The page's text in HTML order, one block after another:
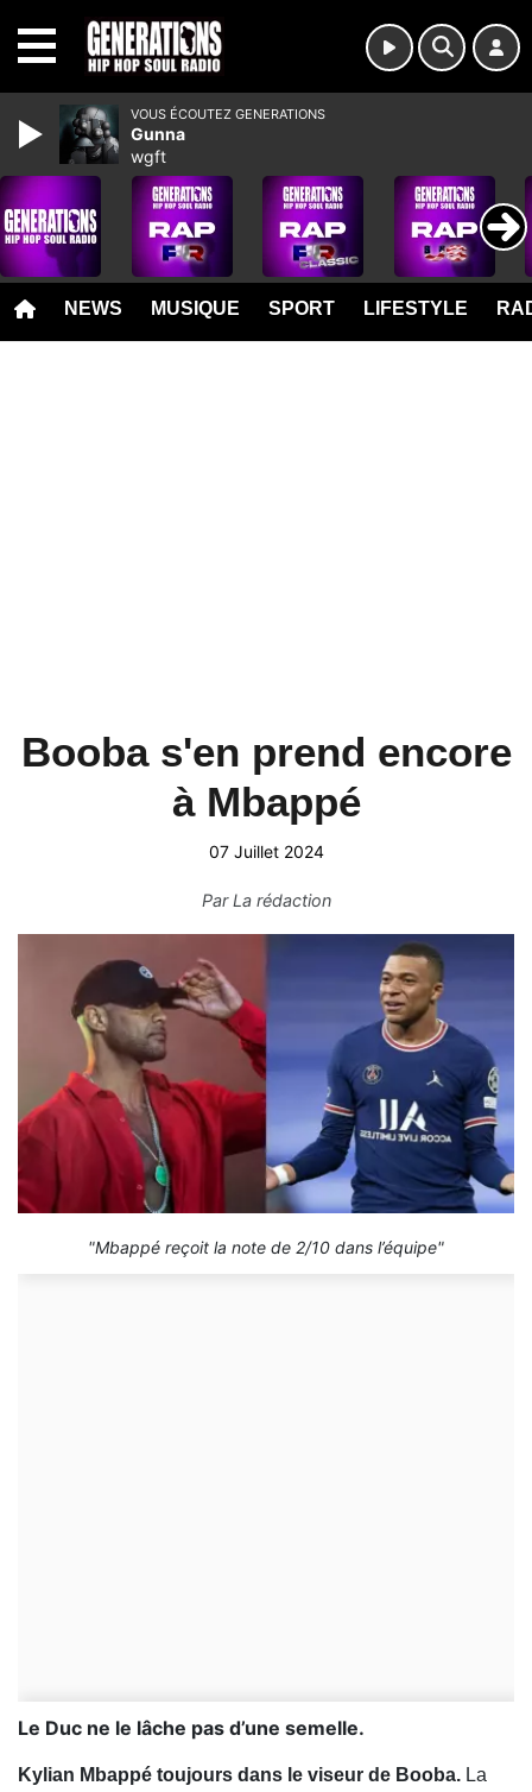
NEWS MUSIQUE SPORT LIFESTYLE
Booba s'en prend encore
à Mbappé
07 Juillet 2024
ParLa rédaction
"Mbappé reçoit la note de 2/10 dans l’équipe"
Le Duc ne le lâche pas d’une semelle.
Kylian Mbappé toujours dans le viseur de Booba. La
VOUS ÉCOUTEZ GENERATIONS
Gunna
wgft